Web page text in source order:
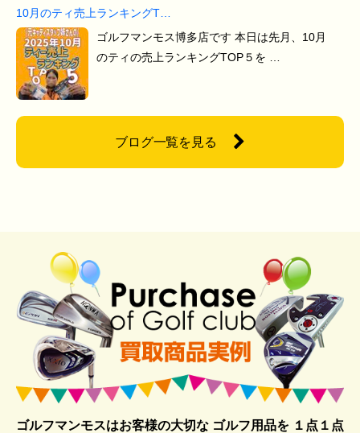
10月のティ売上ランキングT…
ゴルフマンモス博多店です 本日は先月、10月
のティの売上ランキングTOP５を …
ブログ一覧を見る
ゴルフマンモスはお客様の大切な ゴルフ用品を１点１点